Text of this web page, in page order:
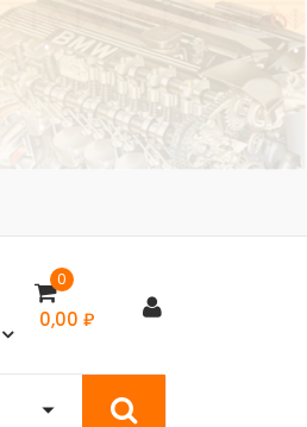
0
0,00 ₽